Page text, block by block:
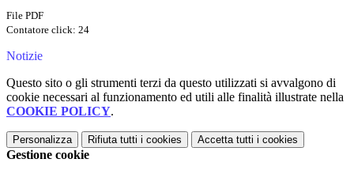
File PDF
Contatore click: 24
Notizie
Questo sito o gli strumenti terzi da questo utilizzati si avvalgono di
cookie necessari al funzionamento ed utili alle finalità illustrate nella
COOKIE POLICY.
Personalizza Rifiuta tutti i cookies Accetta tutti i cookies
Gestione cookie